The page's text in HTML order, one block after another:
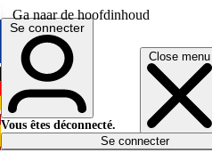
Ga naar de hoofdinhoud
Close menu
English
Deutsch
Español
Se connecter
Vous êtes déconnecté.
Se connecter